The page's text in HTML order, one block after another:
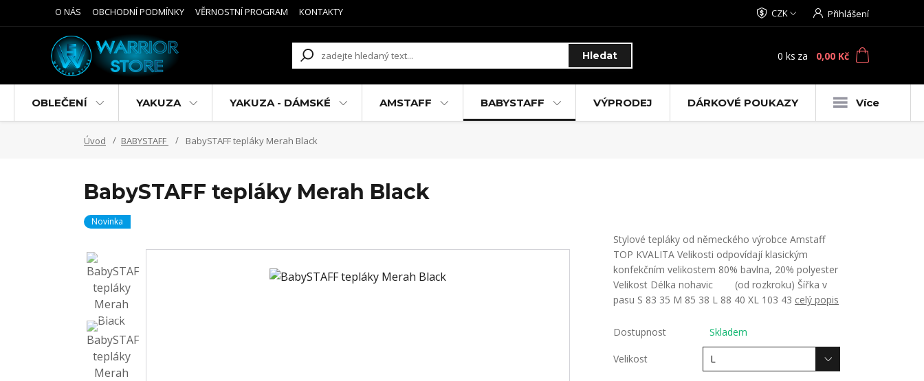
O NÁS OBCHODNÍ PODMÍNKY VĚRNOSTNÍ PROGRAM KONTAKTY CZK Přihlášení
Hledat 0 ks za 0,00 Kč
OBLEČENÍ YAKUZA YAKUZA - DÁMSKÉ AMSTAFF BABYSTAFF VÝPRODEJ DÁRKOVÉ POUKAZY Více
Úvod BABYSTAFF BabySTAFF tepláky Merah Black
BabySTAFF tepláky Merah Black
Novinka
Stylové tepláky od německého výrobce Amstaff
TOP KVALITA Velikosti odpovídají klasickým
konfekčním velikostem 80% bavlna, 20% polyester
Velikost Délka nohavic (od rozkroku) Šířka v
pasu S 83 35 M 85 38 L 88 40 XL 103 43 celý popis
Dostupnost Skladem
Velikost